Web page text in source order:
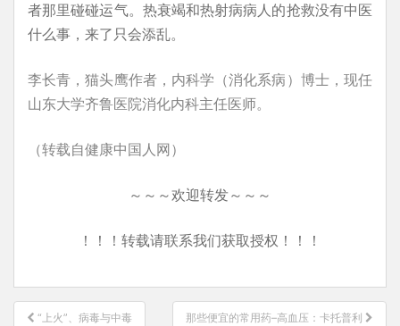
者那里碰碰运气。热衰竭和热射病病人的抢救没有中医
什么事，来了只会添乱。
李长青，猫头鹰作者，内科学（消化系病）博士，现任
山东大学齐鲁医院消化内科主任医师。
（转载自健康中国人网）
～～～欢迎转发～～～
！！！转载请联系我们获取授权！！！
文 “上火”、病毒与中毒 那些便宜的常用药–高血压：卡托普利